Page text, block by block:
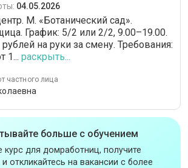
04.05.2026
М. «Ботанический сад».
График: 5/2 или 2/2, 9.00–19.00.
рублей на руки за смену. Требования:
1... раскрыть...
частного лица
больше с обучением
курс для домработниц, получите
откликайтесь на вакансии с более